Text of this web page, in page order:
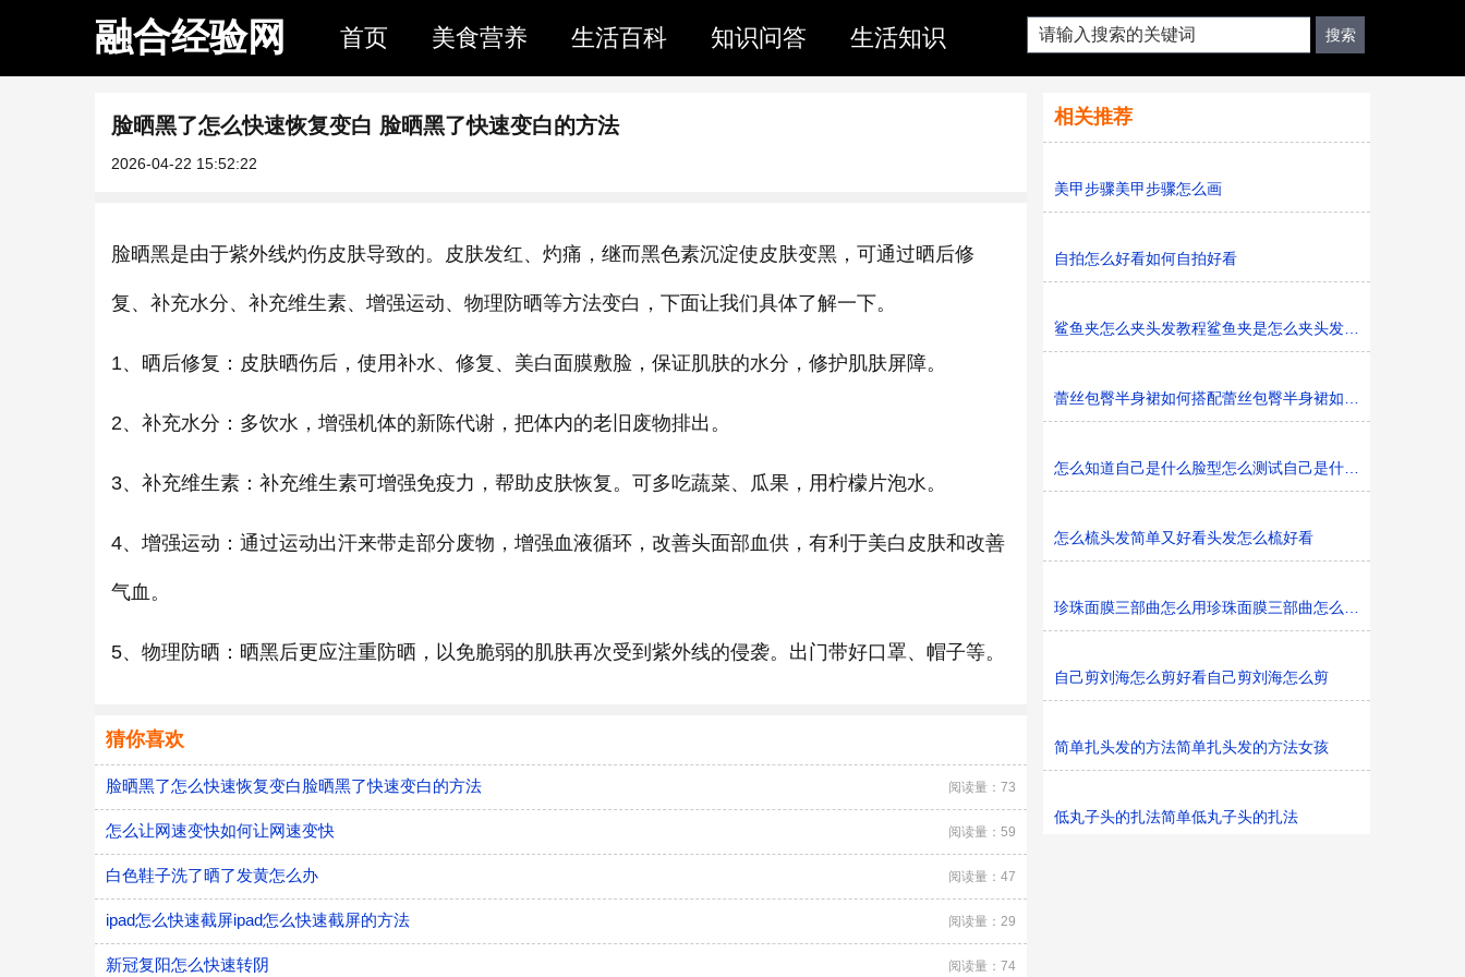
融合经验网 首页 美食营养 生活百科 知识问答 生活知识
脸晒黑了怎么快速恢复变白 脸晒黑了快速变白的方法
2026-04-22 15:52:22
脸晒黑是由于紫外线灼伤皮肤导致的。皮肤发红、灼痛，继而黑色素沉淀使皮肤变黑，可通过晒后修
复、补充水分、补充维生素、增强运动、物理防晒等方法变白，下面让我们具体了解一下。
1、晒后修复：皮肤晒伤后，使用补水、修复、美白面膜敷脸，保证肌肤的水分，修护肌肤屏障。
2、补充水分：多饮水，增强机体的新陈代谢，把体内的老旧废物排出。
3、补充维生素：补充维生素可增强免疫力，帮助皮肤恢复。可多吃蔬菜、瓜果，用柠檬片泡水。
4、增强运动：通过运动出汗来带走部分废物，增强血液循环，改善头面部血供，有利于美白皮肤和改善
气血。
5、物理防晒：晒黑后更应注重防晒，以免脆弱的肌肤再次受到紫外线的侵袭。出门带好口罩、帽子等。
猜你喜欢
脸晒黑了怎么快速恢复变白脸晒黑了快速变白的方法 阅读量：73
怎么让网速变快如何让网速变快 阅读量：59
白色鞋子洗了晒了发黄怎么办 阅读量：47
ipad怎么快速截屏ipad怎么快速截屏的方法 阅读量：29
新冠复阳怎么快速转阴 阅读量：74
相关推荐
美甲步骤美甲步骤怎么画
自拍怎么好看如何自拍好看
鲨鱼夹怎么夹头发教程鲨鱼夹是怎么夹头发教程
蕾丝包臀半身裙如何搭配蕾丝包臀半身裙如何搭配呢
怎么知道自己是什么脸型怎么测试自己是什么脸型
怎么梳头发简单又好看头发怎么梳好看
珍珠面膜三部曲怎么用珍珠面膜三部曲怎么用要洗吗
自己剪刘海怎么剪好看自己剪刘海怎么剪
简单扎头发的方法简单扎头发的方法女孩
低丸子头的扎法简单低丸子头的扎法